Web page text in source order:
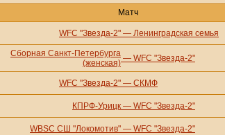
Матч
WFC "Звезда-2" — Ленинградская семья
Сборная Санкт-Петербурга
(женская) — WFC "Звезда-2"
WFC "Звезда-2" — СКМФ
КПРФ-Урицк — WFC "Звезда-2"
WBSC СШ "Локомотив" — WFC "Звезда-2"